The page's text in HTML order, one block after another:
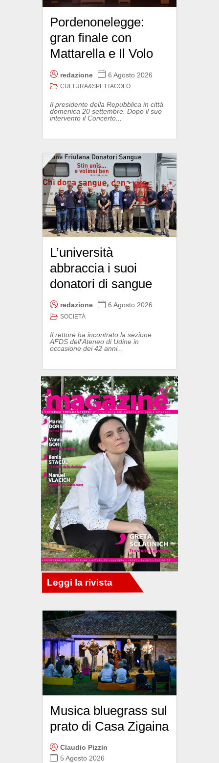
Pordenonelegge:
gran finale con
Mattarella e Il Volo
redazione 6 Agosto 2026
CULTURA&SPETTACOLO
Il presidente della Repubblica in città
domenica 20 settembre. Dopo il suo
intervento il Concerto...
L’università
abbraccia i suoi
donatori di sangue
redazione 6 Agosto 2026
SOCIETÀ
Il rettore ha incontrato la sezione
AFDS dell'Ateneo di Udine in
occasione dei 42 anni...
Musica bluegrass sul
prato di Casa Zigaina
Claudio Pizzin
5 Agosto 2026